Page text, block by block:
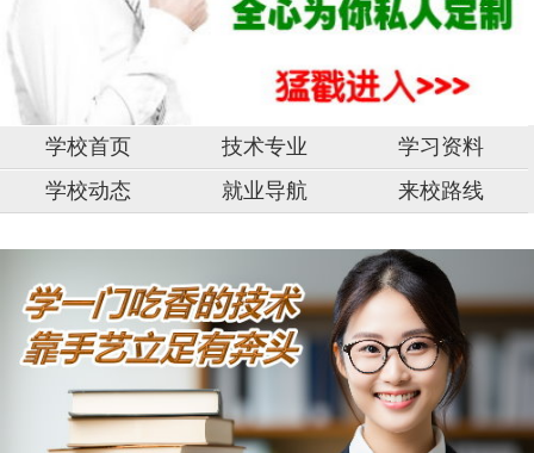
学校首页 技术专业
学习资料
学校动态
就业导航 来校路线